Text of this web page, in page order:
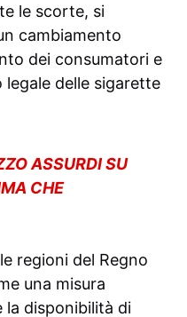
le scorte, si
cambiamento
dei consumatori e
legale delle sigarette
ASSURDI SU
CHE
regioni del Regno
una misura
la disponibilità di